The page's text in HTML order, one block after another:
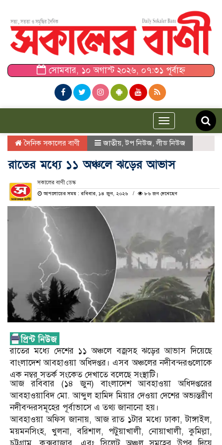
সোমবার, ১০ অগাস্ট ২০২৬, ০৭:৩১ পূর্বাহ্ন
Toggle
navigation
দৈনিক সকালের বাণী জাতীয় ,টপ নিউজ ,লীড নিউজ
রাতের মধ্যে ১১ অঞ্চলে ঝড়ের আভাস
সকালের বাণী ডেস্ক
আপলোডের সময় : রবিবার, ১৪ জুন, ২০২৬
৮৬ জন দেখেছেন
রাতের মধ্যে দেশের ১১ অঞ্চলে বজ্রসহ ঝড়ের আভাস দিয়েছে
বাংলাদেশ আবহাওয়া অধিদপ্তর। এসব অঞ্চলের নদীবন্দরগুলোকে
এক নম্বর সতর্ক সংকেত দেখাতে বলেছে সংস্থাটি।
আজ রবিবার (১৪ জুন) বাংলাদেশ আবহাওয়া অধিদপ্তরের
আবহাওয়াবিদ মো. আব্দুল হামিদ মিয়ার দেওয়া দেশের অভ্যন্তরীণ
নদীবন্দরসমূহের পূর্বাভাসে এ তথ্য জানানো হয়।
আবহাওয়া অফিস জানায়, আজ রাত ১টার মধ্যে ঢাকা, টাঙ্গাইল,
ময়মনসিংহ, খুলনা, বরিশাল, পটুয়াখালী, নোয়াখালী, কুমিল্লা,